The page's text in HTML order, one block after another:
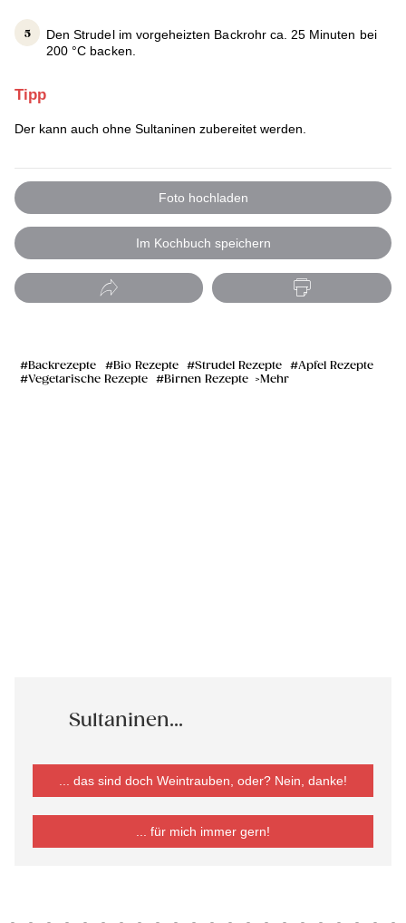
Den Strudel im vorgeheizten Backrohr ca. 25 Minuten bei
200 °C backen.
Tipp
Der kann auch ohne Sultaninen zubereitet werden.
Foto hochladen
Im Kochbuch speichern
Backrezepte Bio Rezepte Strudel Rezepte
Apfel Rezepte
Vegetarische Rezepte
Birnen Rezepte Mehr
Sultaninen...
... das sind doch Weintrauben, oder? Nein, danke!
... für mich immer gern!